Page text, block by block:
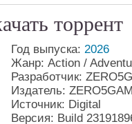
торрент
Год выпуска: 2026
Жанр: Action /
Разработчик:
Издатель:
Источник: Digital
Версия: Build